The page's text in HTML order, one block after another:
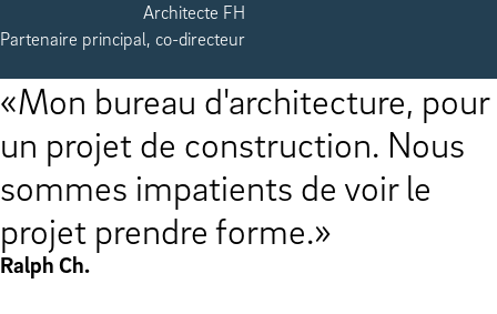
Architecte FH
Partenaire principal, co-directeur
Mon bureau d'architecture, pour
un projet de construction. Nous
sommes impatients de voir le
projet prendre forme.
Ralph Ch.